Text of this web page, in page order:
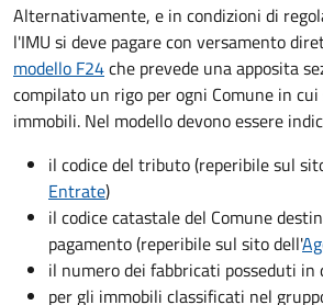
Alternativamente, e in condizioni di
l'IMU si deve pagarecon versamento
modello F24che prevede una apposita
compilato un rigo per ogni Comune in cui
immobili. Nel modello devono essere
il codice del tributo(reperibile sul
Entrate)
il codice catastale del Comune
pagamento (reperibile sul sito dell'
il numero dei fabbricati posseduti in
per gli immobili classificati nel